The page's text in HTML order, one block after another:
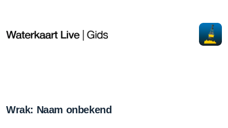
Wrak: Naam onbekend